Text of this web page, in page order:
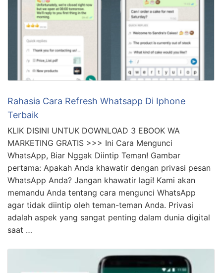
Rahasia Cara Refresh Whatsapp Di Iphone
Terbaik
KLIK DISINI UNTUK DOWNLOAD 3 EBOOK WA
MARKETING GRATIS >>> Ini Cara Mengunci
WhatsApp, Biar Nggak Diintip Teman! Gambar
pertama: Apakah Anda khawatir dengan privasi pesan
memandu Anda tentang cara mengunci WhatsApp
agar tidak diintip oleh teman-teman Anda. Privasi